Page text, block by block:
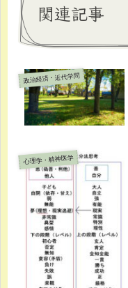
関連記事
政治経済・近代学問
心理学・精神医学